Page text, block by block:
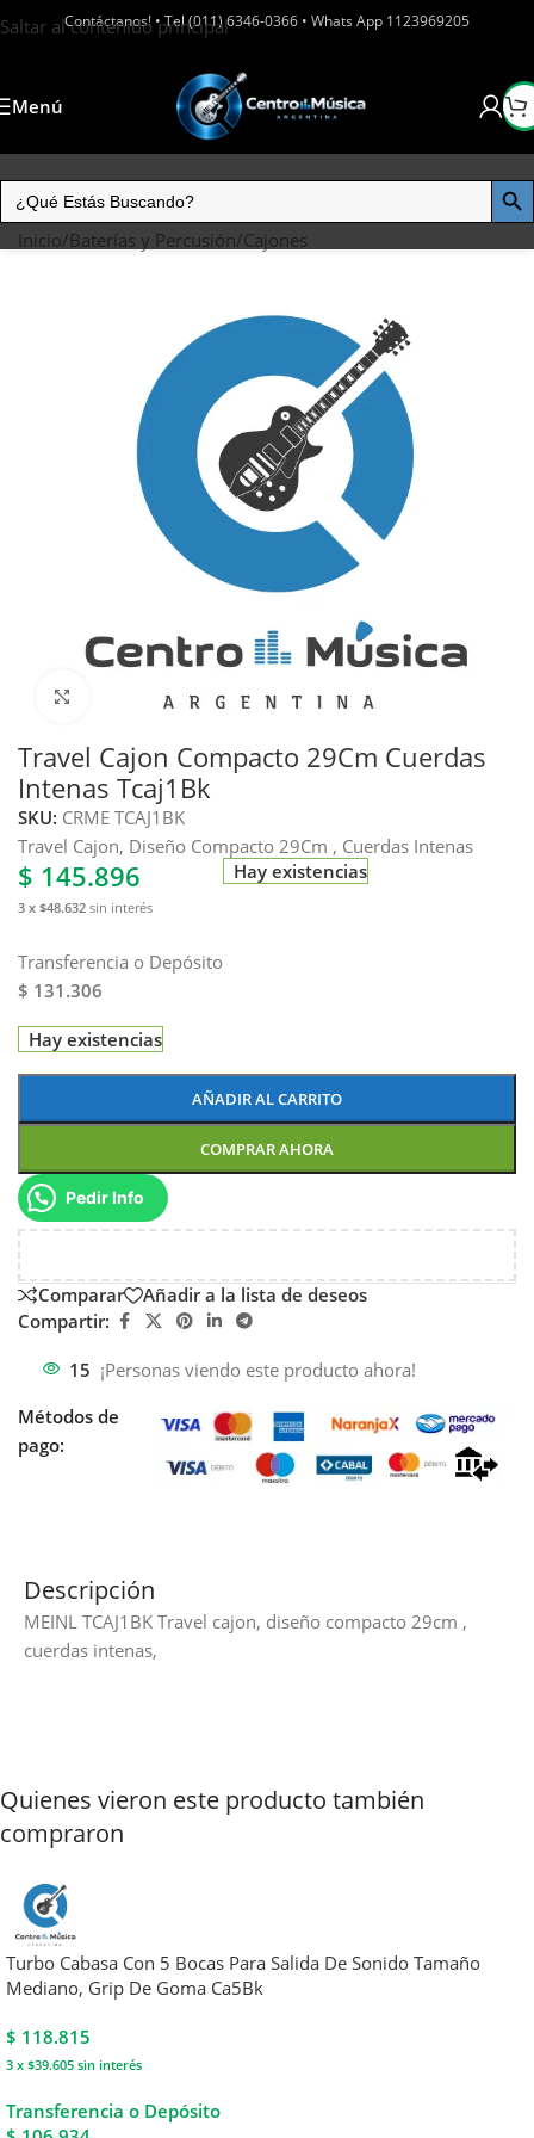
Saltar al contenido principal
Contáctanos! • Tel (011) 6346-0366 • Whats App 1123969205
Menú
Inicio/Baterías y Percusión/Cajones
Haga clic para ampliar
Travel Cajon Compacto 29Cm Cuerdas
Intenas Tcaj1Bk
SKU: CRME TCAJ1BK
Travel Cajon, Diseño Compacto 29Cm , Cuerdas Intenas
$ 145.896
3 x $48.632 sin interés
Transferencia o Depósito
$ 131.306
Hay existencias
Hay existencias
AÑADIR AL CARRITO
COMPRAR AHORA
Pedir Info
Comparar
Añadir a la lista de deseos
Compartir:
15 ¡Personas viendo este producto ahora!
Métodos de
pago:
Descripción
MEINL TCAJ1BK Travel cajon, diseño compacto 29cm ,
cuerdas intenas,
Quienes vieron este producto también
compraron
Turbo Cabasa Con 5 Bocas Para Salida De Sonido Tamaño
Mediano, Grip De Goma Ca5Bk
$ 118.815
3 x $39.605 sin interés
Transferencia o Depósito